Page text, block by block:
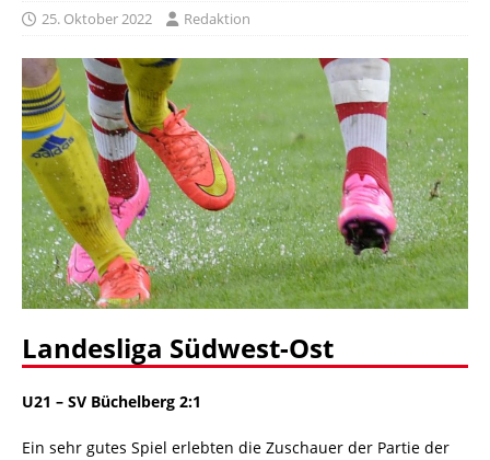
25. Oktober 2022 Redaktion
Landesliga Südwest-Ost
U21 – SV Büchelberg 2:1
Ein sehr gutes Spiel erlebten die Zuschauer der Partie der